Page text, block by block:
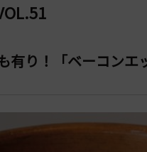
有り！「ベーコンエ